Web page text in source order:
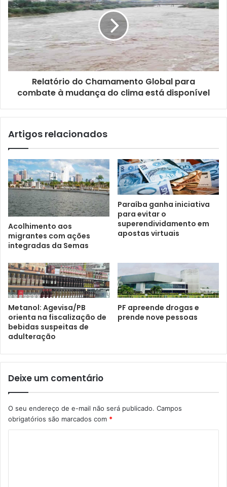
e
m
l
Relatório do Chamamento Global para
combate à mudança do clima está disponível
Artigos relacionados
Acolhimento aos
migrantes com ações
integradas da Semas
Paraíba ganha iniciativa
para evitar o
superendividamento em
apostas virtuais
Metanol: Agevisa/PB
orienta na fiscalização de
bebidas suspeitas de
adulteração
PF apreende drogas e
prende nove pessoas
Deixe um comentário
O seu endereço de e-mail não será publicado. Campos
obrigatórios são marcados com *